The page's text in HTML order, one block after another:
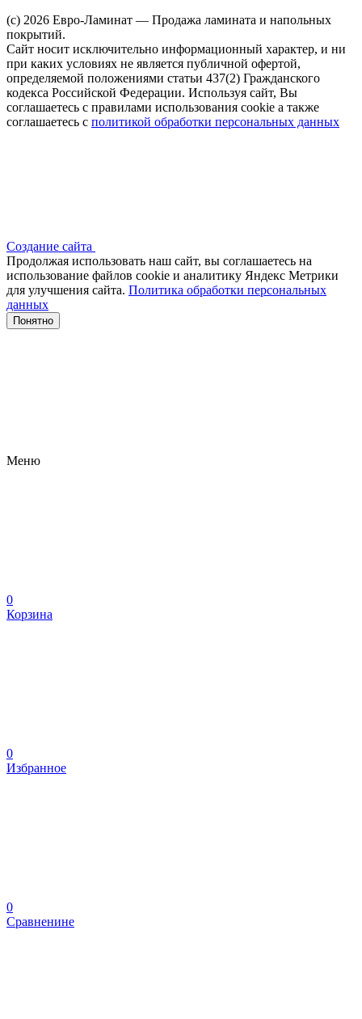
(c) 2026 Евро-Ламинат — Продажа ламината и напольных
покрытий.
Сайт носит исключительно информационный характер, и ни
при каких условиях не является публичной офертой,
определяемой положениями статьи 437(2) Гражданского
кодекса Российской Федерации. Используя сайт, Вы
соглашаетесь с правилами использования cookie а также
соглашаетесь с политикой обработки персональных данных
Создание сайта
Продолжая использовать наш сайт, вы соглашаетесь на
использование файлов сооkіе и аналитику Яндекс Метрики
для улучшения сайта. Политика обработки персональных
данных
Понятно
Меню
0
Корзина
0
Избранное
0
Сравненине